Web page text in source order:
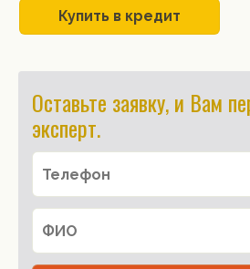
Купить в кредит
Оставьте заявку, и Вам
эксперт.